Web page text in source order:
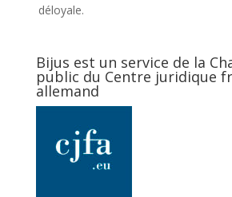
déloyale.
Bijus est un service de la
public du Centre juridique
allemand